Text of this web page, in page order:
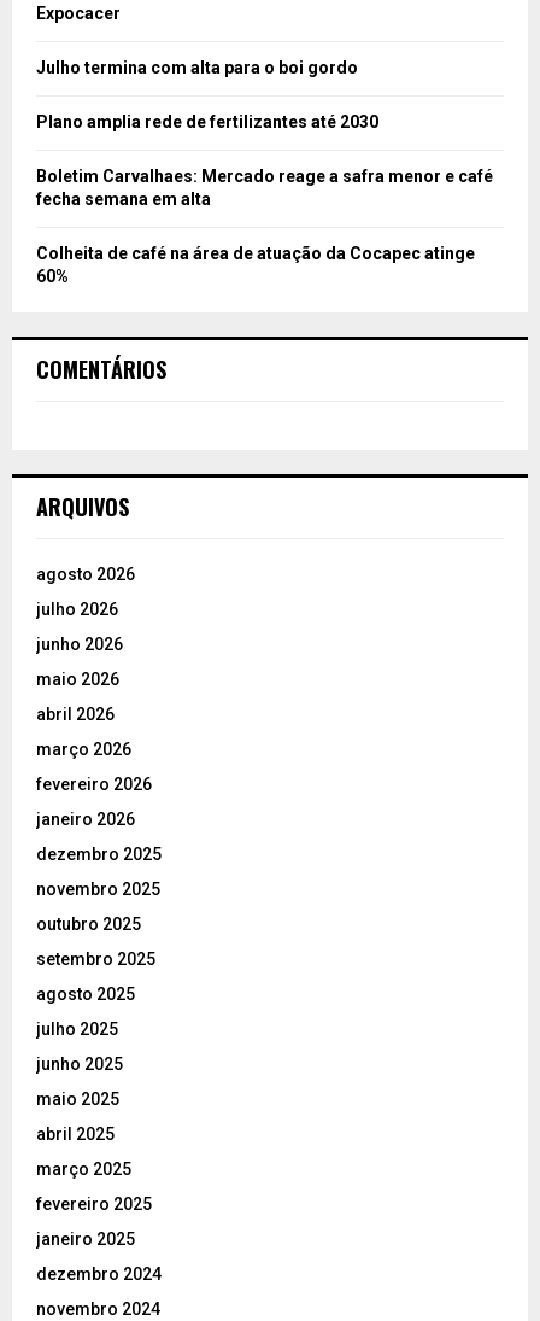
Expocacer
Julho termina com alta para o boi gordo
Plano amplia rede de fertilizantes até 2030
Boletim Carvalhaes: Mercado reage a safra menor e café
fecha semana em alta
Colheita de café na área de atuação da Cocapec atinge
60%
COMENTÁRIOS
ARQUIVOS
agosto 2026
julho 2026
junho 2026
maio 2026
abril 2026
março 2026
fevereiro 2026
janeiro 2026
dezembro 2025
novembro 2025
outubro 2025
setembro 2025
agosto 2025
julho 2025
junho 2025
maio 2025
abril 2025
março 2025
fevereiro 2025
janeiro 2025
dezembro 2024
novembro 2024